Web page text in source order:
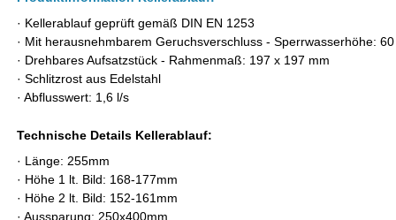
· Kellerablauf geprüft gemäß DIN EN 1253
· Mit herausnehmbarem Geruchsverschluss - Sperrwasserhöhe:
· Drehbares Aufsatzstück - Rahmenmaß: 197 x 197 mm
· Schlitzrost aus Edelstahl
· Abflusswert: 1,6 l/s
Technische Details Kellerablauf:
· Länge: 255mm
· Höhe 1 lt. Bild: 168-177mm
· Höhe 2 lt. Bild: 152-161mm
· Aussparung: 250x400mm